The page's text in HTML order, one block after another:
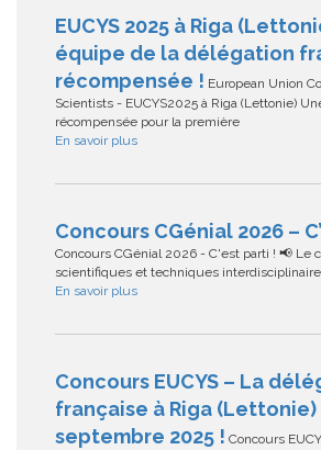
EUCYS 2025 à Riga
équipe de la délégation
récompensée ! European Union
Scientists - EUCYS2025 à Riga (Lettonie)
récompensée pour la première
En savoir plus
Concours CGénial 2026 –
Concours CGénial 2026 - C'est parti ! 📢 Le
scientifiques et techniques
En savoir plus
Concours EUCYS – La
française à Riga (Lettonie)
septembre 2025 ! Concours